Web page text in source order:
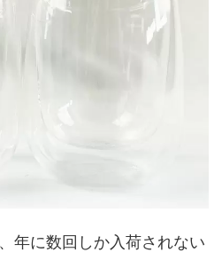
年に数回しか入荷されない